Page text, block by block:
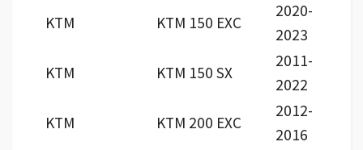
KTM
KTM 150 EXC
2020-
2023
KTM
KTM 150 SX
2011-
2022
KTM
KTM 200 EXC
2012-
2016